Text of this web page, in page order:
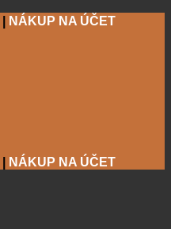
NÁKUP NA ÚČET
NÁKUP NA ÚČET